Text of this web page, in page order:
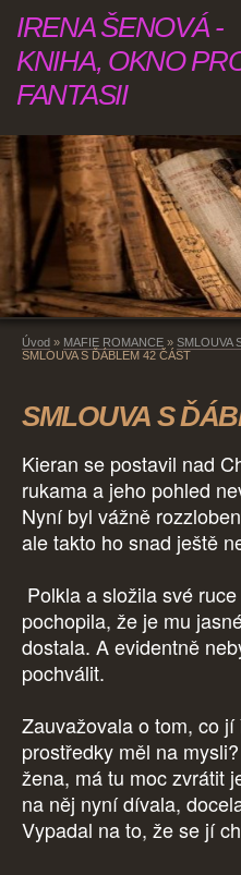
IRENA ŠENOVÁ -
KNIHA, OKNO
FANTASII
Úvod » MAFIE ROMANCE » SMLOUVA
SMLOUVA S ĎÁBLEM 42 ČÁST
SMLOUVA S
Kieran se postavil nad
rukama a jeho pohled
Nyní byl vážně
ale takto ho snad ještě
Polkla a složila své
pochopila, že je mu
dostala. A evidentně
pochválit.
Zauvažovala o tom, co
prostředky měl na
žena, má tu moc zvrátit
na něj nyní dívala,
Vypadal na to, že se jí